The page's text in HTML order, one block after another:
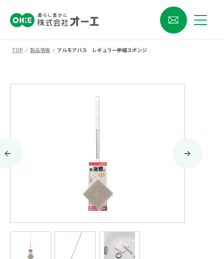
TOP ⁄ 製品情報 ⁄ アルモアバス レギュラー伸縮スポンジ